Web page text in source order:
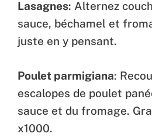
Lasagnes: Alternez
sauce, béchamel et
juste en y pensant.
Poulet parmigiana:
escalopes de poulet
sauce et du fromage.
x1000.